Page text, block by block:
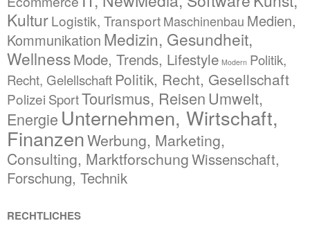
KulturLogistik, TransportMaschinenbau Medien,
Kommunikation Medizin, Gesundheit,
WellnessMode, Trends, Lifestyle Modern Politik,
Recht, Gelellschaft Politik, Recht, Gesellschaft
Polizei SportTourismus, Reisen Umwelt,
Energie Unternehmen, Wirtschaft,
FinanzenWerbung, Marketing,
Consulting, MarktforschungWissenschaft,
Forschung, Technik
RECHTLICHES